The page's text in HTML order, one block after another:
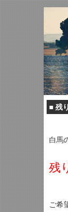
■ 残
白馬
残
ご希